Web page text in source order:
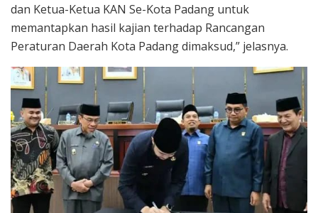
dan Ketua-Ketua KAN Se-Kota Padang untuk
memantapkan hasil kajian terhadap Rancangan
Peraturan Daerah Kota Padang dimaksud,” jelasnya.